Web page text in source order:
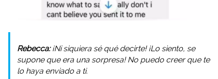
Rebecca:¡Ni siquiera sé qué decirte! ¡Lo siento, se
supone que era una sorpresa! No puedo creer que te
lo haya enviado a ti.